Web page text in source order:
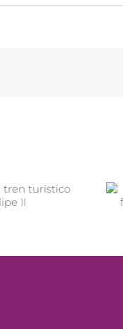
CEFF y el tren
turístico Felipe II